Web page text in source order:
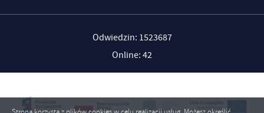
Odwiedzin: 1523687
Online: 42